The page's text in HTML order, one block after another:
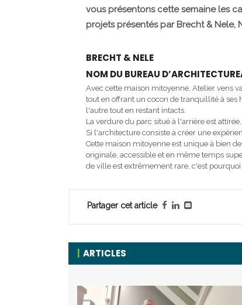
vous présentons cette semaine les
projets présentés par Brecht & Nele,
BRECHT & NELE
NOM DU BUREAU
Avec cette maison mitoyenne, Atelier vens
tout en offrant un cocon de tranquillité à
l'autre tout en restant intacts.
La verdure du parc situé à l'arrière est
Si l'architecture consiste à créer une
Cette maison mitoyenne est unique à bien
originale, accessible et en même temps
de ville est extrêmement rare, c'est
Partager cet article
ARTICLES